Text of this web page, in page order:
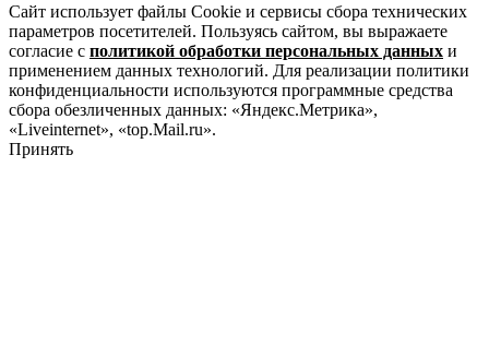
Сайт использует файлы Cookie и сервисы сбора технических
параметров посетителей. Пользуясь сайтом, вы выражаете
согласие с политикой обработки персональных данных и
применением данных технологий. Для реализации политики
конфиденциальности используются программные средства
сбора обезличенных данных: «Яндекс.Метрика»,
«Liveinternet», «top.Mail.ru».
Принять